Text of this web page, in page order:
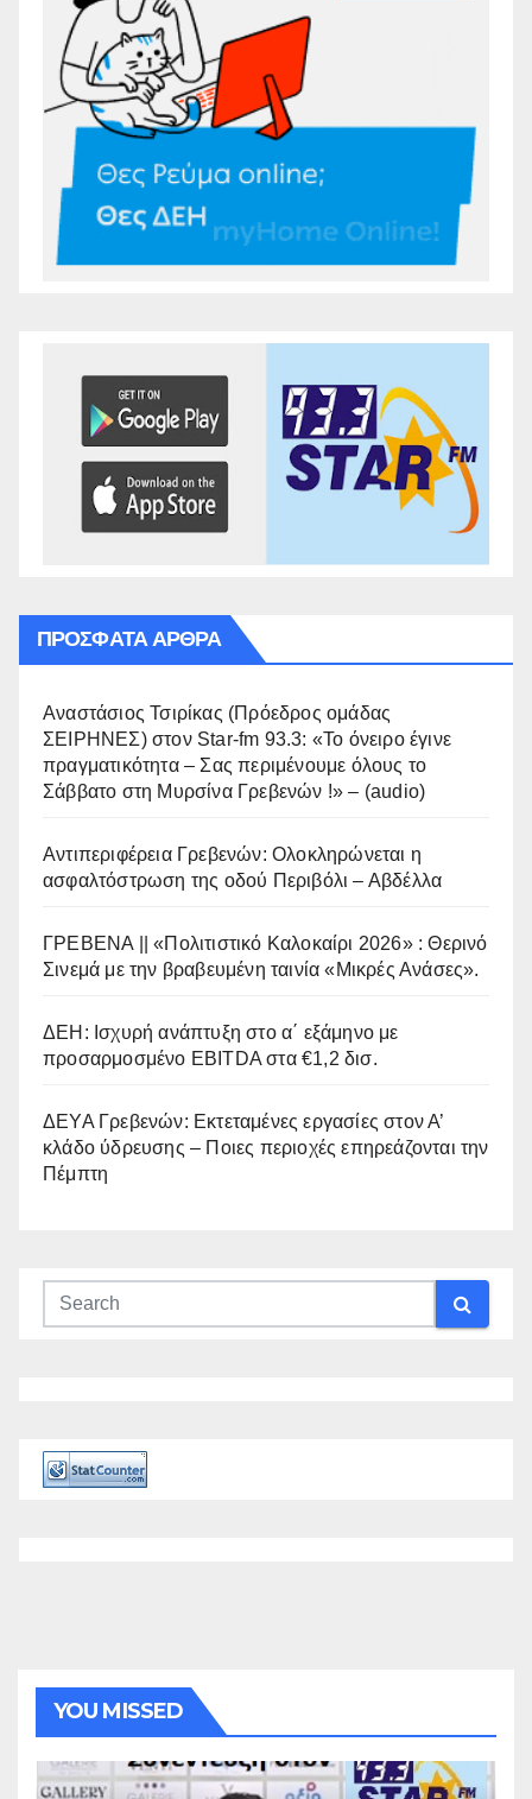
ΠΡΌΣΦΑΤΑ ΆΡΘΡΑ
Αναστάσιος Τσιρίκας (Πρόεδρος ομάδας
ΣΕΙΡΗΝΕΣ) στον Star-fm 93.3: «Το όνειρο έγινε
πραγματικότητα – Σας περιμένουμε όλους το
Σάββατο στη Μυρσίνα Γρεβενών !» – (audio)
Αντιπεριφέρεια Γρεβενών: Ολοκληρώνεται η
ασφαλτόστρωση της οδού Περιβόλι – Αβδέλλα
ΓΡΕΒΕΝΑ || «Πολιτιστικό Καλοκαίρι 2026» : Θερινό
Σινεμά με την βραβευμένη ταινία «Μικρές Ανάσες».
ΔΕΗ: Ισχυρή ανάπτυξη στο α΄ εξάμηνο με
προσαρμοσμένο EBITDA στα €1,2 δισ.
ΔΕΥΑ Γρεβενών: Εκτεταμένες εργασίες στον Α’
κλάδο ύδρευσης – Ποιες περιοχές επηρεάζονται την
Πέμπτη
YOU MISSED